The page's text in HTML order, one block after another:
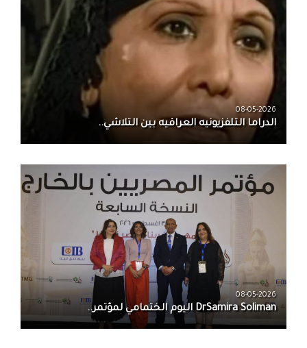
08-05-2026
الدراما التلفزيونيه العراقيه بين التلاشي..
08-05-2026
DrSamira Soliman اليوم الختمامي لمؤتمر..